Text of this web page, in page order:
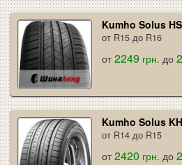
Kumho Solus
от R15 до R16
от2249 грн. до
Kumho Solus
от R14 до R15
от2420 грн. до